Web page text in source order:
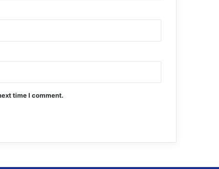
time I comment.